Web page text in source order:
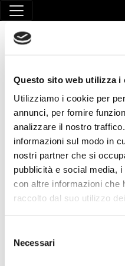
Questo sito web utilizza i
Utilizziamo i cookie per
annunci, per fornire
analizzare il nostro
informazioni sul modo in
nostri partner che si
pubblicità e social media,
con altre informazioni che
raccolto dal suo utilizzo
delNecessari
PREPOSTI
3 Luglio 2026
Info Il corso si terrà l’8